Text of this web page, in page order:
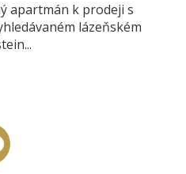
apartmán k prodeji s
lázeňském